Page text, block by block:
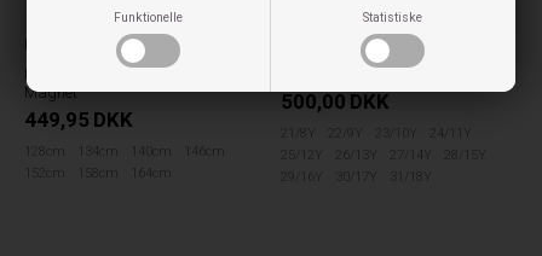
Funktionelle Statistiske
Kids ONLY
Kids Only Vinterjakke Dolly -
Magnet
449,95 DKK
128cm 134cm 140cm
146cm
152cm
158cm 164cm
500,00 DKK
21/8Y 22/9Y 23/10Y
24/11Y
25/12Y
26/13Y 27/14Y
28/15Y
29/16Y
30/17Y 31/18Y